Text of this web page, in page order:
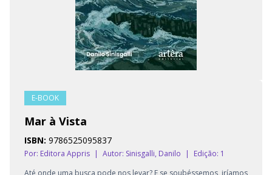
E-BOOK
Mar à Vista
ISBN: 9786525095837
Por: Editora Appris | Autor: Sinisgalli, Danilo |
Edição: 1
Até onde uma busca pode nos levar? E se soubéssemos, iríamos